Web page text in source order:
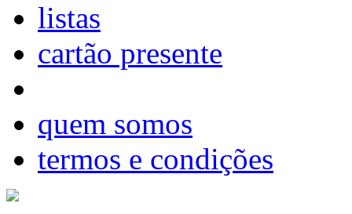
listas
cartão presente
quem somos
termos e condições